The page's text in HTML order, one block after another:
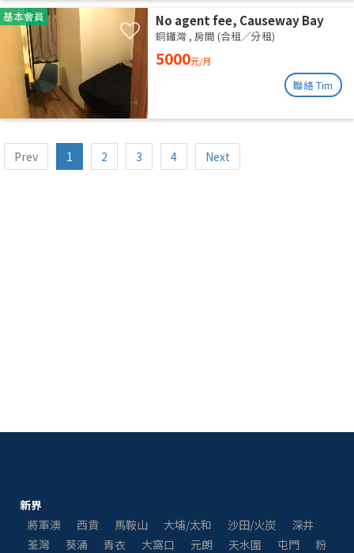
基本會員
No agent fee, Causeway Bay
share flat
銅鑼灣 , 房間 (合租／分租)
5000元/月
聯絡 Tim
Prev 1 2 3 4 Next
新界
將軍澳
西貢 馬鞍山 大埔/太和 沙田/火炭
深井
荃灣
葵涌 青衣 大窩口 元朗 天水圍 屯門
粉